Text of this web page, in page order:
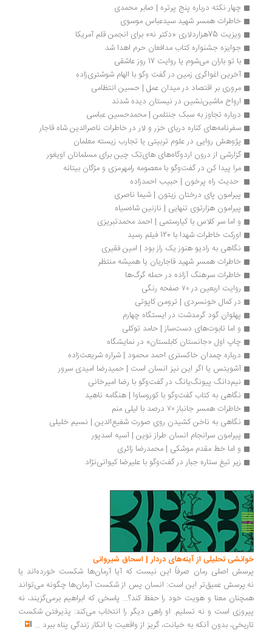
چهار نکته درباره پنج پرتره | صابر محمدی
خاطرات همسر شهید سیدعباس موسوی
ویزیت 75هزاردلاری «دکتر نه» برای انجمن قلم آمریکا
جوایزه جشنواره کتاب مدافعان حرم اهدا شد
با تو باران می‌شوم یا روایت 17 روز عاشقی
آخرین اغواگری زمین در گفت وگو با الهام شوشتری‌زاده
مروری بر اقتصاد در میدان عمل | حسین انتظامی
ارواح ماشین‌نشین در نیستان دیده شدند
درباره تجاوز به سبک جنتلمن | محمدحسین عباسی
سفرنامه‌های کناره دریای خزر و لار در خاطرات ناصرالدین شاه قاجار
پژوهش روایی در علوم تربیتی یا تجارب زیسته معلمان
گزارشی از درون اردوگاه‌های های‌تِک چین برای مسلمانان اویغور
مرا پیدا کن در گفت‌وگو با معصومه رامهرمزی و مژگان بیتانه
حدیث راه پرخون | حبیب احمدزاده
پیرامون پای درختان زیتون | شیما ناصری
پیرامون هزارتوی تنهایی | نازنین شاه‌سیاه
و اما سر کلاس با کیارستمی | احمد محمدتبریزی
اورکت خاطرات شهدا با 120 فیلم رسید
نگاهی به رادیو هنوز یک راز بود | امین فقیری
خاطرات همسر شهید قاجاریان یا همیشه منتظر
خاطرات سرهنگ آزاده در حمله گرگ‌ها
روایت اربعین در ۷۰ صفحه رنگی
در کمال خونسردی | ترومن کاپوتی
پهلوان گود گرمدشت در ایستگاه چهارم
و اما تابوت‌های دست‌ساز | حامد توکلی
چاپ اول «جانستان کابلستان» در نمایشگاه
درباره چمدان خاکستری احمد محمود | شراره شریعت‌زاده
آشویتس یا اگر این نیز انسان است | حمیدرضا امیدی سرور
نیم‌دانگ پیونگ‌یانگ در گفت‌وگو با رضا امیرخانی
نگاهی به کتاب گفت‌وگو با کوروساوا | هنگامه ناهید
خاطرات همسر جانباز ۷۰ درصد با لیلی منم
نگاهی به ناخن کشیدن روی صورت شفیع‌الدین | نسیم خلیلی
پیرامون سرانجام انسان طراز نوین | آسیه اسدپور
و اما خط مقدم موشکی | محمدرضا زائری
زیر تیغ ستاره جبار در گفت‌وگو با علیرضا کیوانی‌نژاد
تحلیلی از آینه‌های دردار | اسحاق شیروانی
اصلی رمان صرفاً این نیست که آیا آرمان‌ها شکست خورده‌اند یا
عمیق‌تر این است: انسان پس از شکست آرمان‌ها چگونه می‌تواند
معنا و هویت خود را حفظ کند؟... پاسخی که ابراهیم برمی‌گزیند، نه
است و نه تسلیم. او راهی دیگر را انتخاب می‌کند: پذیرفتن شکست
بدون آنکه به خیانت، گریز از واقعیت یا انکار زندگی پناه ببرد...